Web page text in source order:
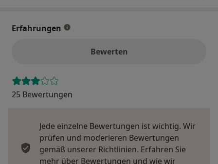
Erfahrungen
Bewerten
25 Bewertungen
Jede einzelne Bewertungen ist wichtig. Wir
prüfen und moderieren Bewertungen
gemäß unserer Richtlinien. Erfahren Sie
mehr über Bewertungen und wie wir